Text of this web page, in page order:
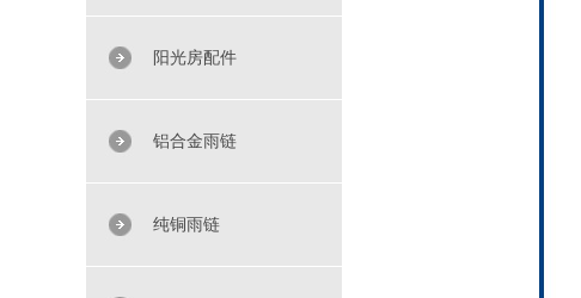
阳光房配件
铝合金雨链
纯铜雨链